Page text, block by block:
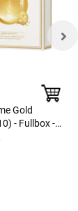
Gold
- Fullbox -